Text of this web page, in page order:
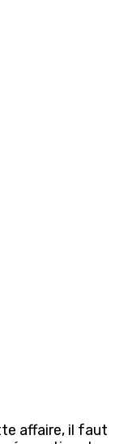
affaire, il faut